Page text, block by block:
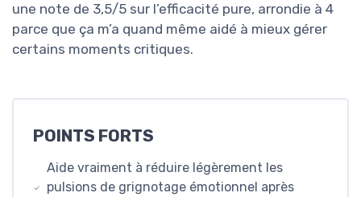
une note de 3,5/5 sur l’efficacité pure, arrondie à 4
parce que ça m’a quand même aidé à mieux gérer
certains moments critiques.
POINTS FORTS
Aide vraiment à réduire légèrement les
pulsions de grignotage émotionnel après